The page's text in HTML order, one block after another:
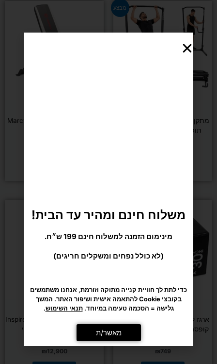
ניעור
(באטל
רופ)
מבצע
מתקן מתח מקבילים מתקפל ולא
תופס מקום בבית DENVER
המחיר
המקורי
היה:
₪1,290.
המחיר
הנוכחי
הוא:
₪990.
אירובי
₪749
כוח ומשקולות
קרוס אובר פינתי Inspire FT1 PRO
– מכשיר כבלים מקצועי
₪12,900
משלוח חינם ומהיר עד הבית!
מינימום הזמנה למשלוח חינם 199 ש״ח.
(לא כולל נפחים ומשקלים חריגים)
כדי לתת לך חוויית קנייה מתוקה וזורמת, אנחנו משתמשים
בקובצי Cookie להתאמה אישית ושיפור האתר. המשך
גלישה = הסכמה טעימה במיוחד.תנאי השימוש.
מאשר/ת